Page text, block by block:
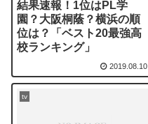
結果速報！1位はPL学
園？大阪桐蔭？横浜の順
位は？「ベスト20最強高
校ランキング」
2019.08.10
tv